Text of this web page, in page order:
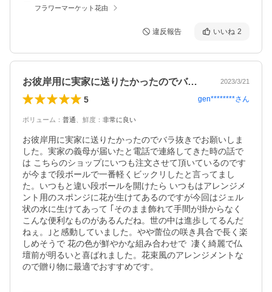
フラワーマーケット花由
違反報告 いいね 2
お彼岸用に実家に送りたかったのでバラ抜… 2023/3/21
5 gen********さん
ボリューム ： 普通 鮮度 ： 非常に良い
お彼岸用に実家に送りたかったのでバラ抜きでお願いしま
した。実家の義母が届いたと電話で連絡してきた時の話で
は こちらのショップにいつも注文させて頂いているのです
が今まで段ボールで一番軽くビックリしたと言ってまし
た。いつもと違い段ボールを開けたら いつもはアレンジメ
ント用のスポンジに花が生けてあるのですが今回はジェル
状の水に生けてあって ｢そのまま飾れて手間が掛からなく
こんな便利なものがあるんだね。世の中は進歩してるんだ
ねぇ。｣と感動していました。やや蕾位の咲き具合で長く楽
しめそうで 花の色が鮮やかな組み合わせで  凄く綺麗で仏
壇前が明るいと喜ばれました。花束風のアレンジメントな
ので贈り物に最適でおすすめです。